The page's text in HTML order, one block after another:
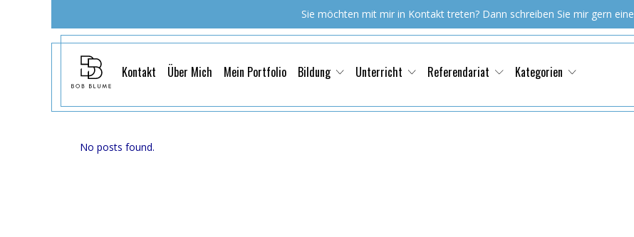
Sie möchten mit mir in Kontakt treten? Dann schreiben Sie mir gern eine
Kontakt Über Mich Mein Portfolio Bildung Unterricht Referendariat Kategorien
No posts found.